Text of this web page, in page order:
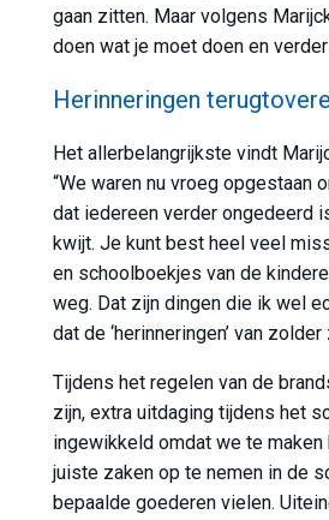
gaan zitten. Maar volgens
doen wat je moet doen en
Herinneringen
Het allerbelangrijkste vindt
“We waren nu vroeg opgestaan
dat iedereen verder ongedeerd
kwijt. Je kunt best heel veel
en schoolboekjes van de
weg. Dat zijn dingen die ik wel
dat de ‘herinneringen’ van zolder
Tijdens het regelen van de
zijn, extra uitdaging tijdens het
ingewikkeld omdat we te
juiste zaken op te nemen in de
bepaalde goederen vielen.